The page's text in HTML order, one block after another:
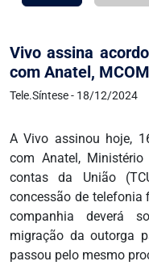
Vivo assina
com Anatel,
Tele.Síntese - 18/12/2024
A Vivo assinou hoje,
com Anatel,
contas da União
concessão de telefonia
companhia deverá
migração da outorga
passou pelo mesmo